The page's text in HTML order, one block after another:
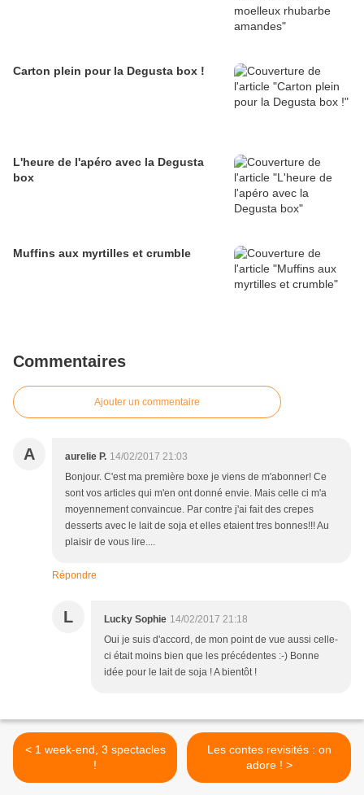
Carton plein pour la Degusta box !
L'heure de l'apéro avec la Degusta
box
Muffins aux myrtilles et crumble
Commentaires
Ajouter un commentaire
A aurelie P. 14/02/2017 21:03
Bonjour. C'est ma première boxe je viens de m'abonner! Ce
sont vos articles qui m'en ont donné envie. Mais celle ci m'a
moyennement convaincue. Par contre j'ai fait des crepes
desserts avec le lait de soja et elles etaient tres bonnes!!! Au
plaisir de vous lire....
Répondre
L Lucky Sophie 14/02/2017 21:18
Oui je suis d'accord, de mon point de vue aussi celle-
ci était moins bien que les précédentes :-) Bonne
idée pour le lait de soja ! A bientôt !
< 1 week-end, 3 spectacles
!
Les contes revisités : on
adore ! >